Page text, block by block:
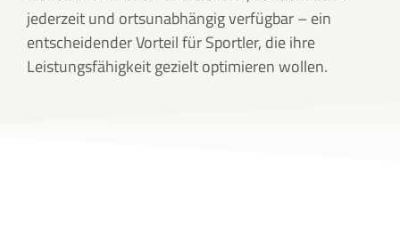
jederzeit und ortsunabhängig verfügbar – ein
entscheidender Vorteil für Sportler, die ihre
Leistungsfähigkeit gezielt optimieren wollen.